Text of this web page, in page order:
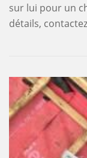
sur lui pour un
détails,